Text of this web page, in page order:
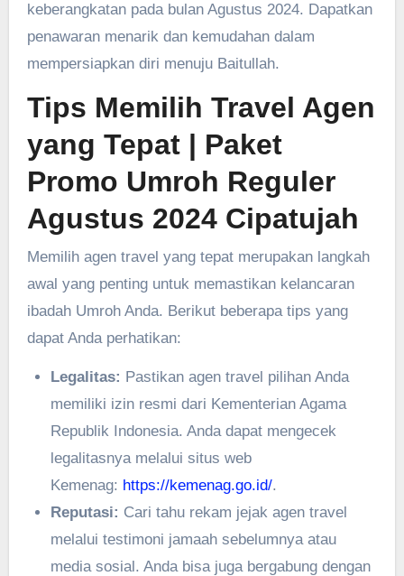
keberangkatan pada bulan Agustus 2024. Dapatkan
penawaran menarik dan kemudahan dalam
mempersiapkan diri menuju Baitullah.
Tips Memilih Travel Agen
yang Tepat| Paket
Promo Umroh Reguler
Agustus 2024 Cipatujah
Memilih agen travel yang tepat merupakan langkah
awal yang penting untuk memastikan kelancaran
ibadah Umroh Anda. Berikut beberapa tips yang
dapat Anda perhatikan:
Legalitas: Pastikan agen travel pilihan Anda
memiliki izin resmi dari Kementerian Agama
Republik Indonesia. Anda dapat mengecek
legalitasnya melalui situs web
Kemenag: https://kemenag.go.id/.
Reputasi: Cari tahu rekam jejak agen travel
melalui testimoni jamaah sebelumnya atau
media sosial. Anda bisa juga bergabung dengan